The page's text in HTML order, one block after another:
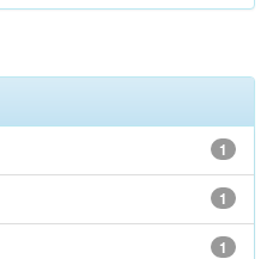
1
1
1